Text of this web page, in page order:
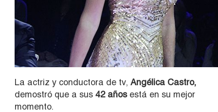
La actriz y conductora de tv, Angélica Castro,
demostró que a sus 42 añosestá en su mejor
momento.